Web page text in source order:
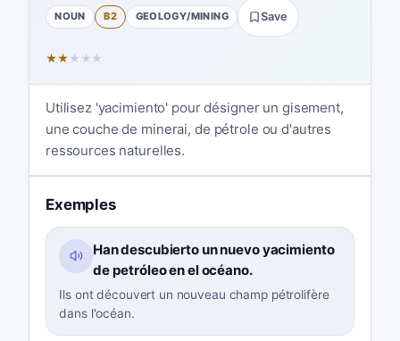
NOUN B2 GEOLOGY/MINING Save
★★ ★ ★ ★
Utilisez 'yacimiento' pour désigner un gisement,
une couche de minerai, de pétrole ou d'autres
ressources naturelles.
Exemples
Han descubierto un nuevo yacimiento
de petróleo en el océano.
Ils ont découvert un nouveau champ pétrolifère
dans l'océan.